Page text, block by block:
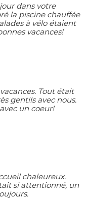
dans votre
la piscine chauffée
à vélo étaient
vacances!
Tout était
gentils avec nous.
un coeur!
chaleureux.
si attentionné, un